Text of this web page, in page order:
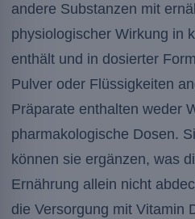
andere Substanzen mit
physiologischer Wirkung in
enthält und in dosierter
Pulver oder Flüssigkeiten
Präparate enthalten weder
pharmakologische Dosen.
können sie ergänzen, was
Ernährung allein nicht
die Versorgung mit Vitamin